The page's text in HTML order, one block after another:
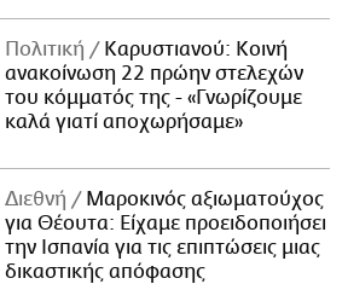
Πολιτική
Καρυστιανού: Κοινή
ανακοίνωση 22 πρώην στελεχών
του κόμματός της - «Γνωρίζουμε
καλά γιατί αποχωρήσαμε»
Διεθνή
Μαροκινός αξιωματούχος
για Θέουτα: Είχαμε προειδοποιήσει
την Ισπανία για τις επιπτώσεις μιας
δικαστικής απόφασης